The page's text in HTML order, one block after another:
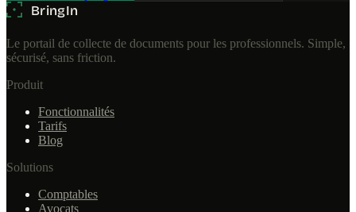
Le portail de collecte de documents pour les professionnels. Simple,
sécurisé, sans friction.
Produit
Fonctionnalités
Tarifs
Blog
Solutions
Comptables
Avocats